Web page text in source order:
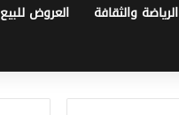
الرياضة والثقافة العروض للبيع